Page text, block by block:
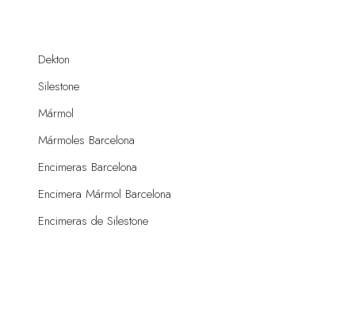
Dekton
Silestone
Mármol
Mármoles Barcelona
Encimeras Barcelona
Encimera Mármol Barcelona
Encimeras de Silestone